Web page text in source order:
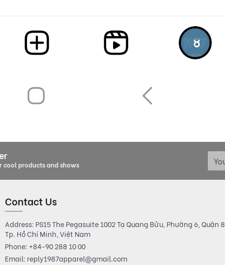
cool products and shows
Contact Us
Address: PS15 The Pegasuite 1002 Tạ Quang Bửu, Phường 6, Quận 8,
Tp. Hồ Chí Minh, Việt Nam
Phone: +84-90 288 10 00
Email: reply1987apparel@gmail.com